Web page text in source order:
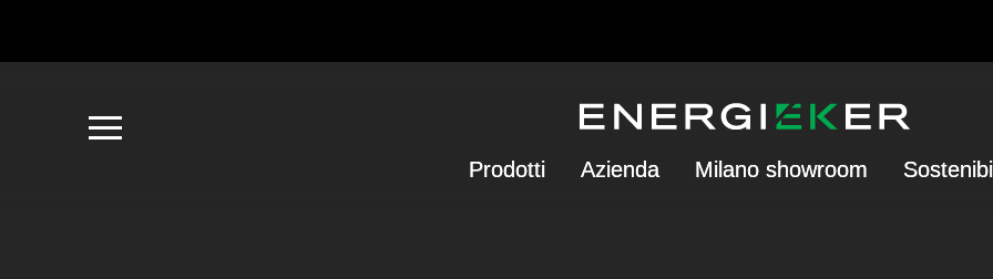
Prodotti Azienda Milano showroom